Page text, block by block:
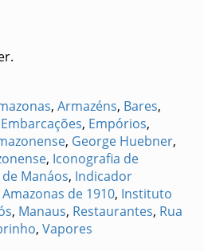
, Armazéns, Bares,
Embarcações, Empórios,
, George Huebner,
, Iconografia de
Manáos, Indicador
de 1910, Instituto
, Manaus, Restaurantes, Rua
, Vapores